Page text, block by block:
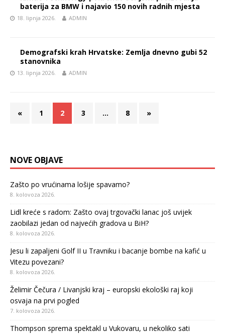
baterija za BMW i najavio 150 novih radnih mjesta
18. lipnja 2026. ADMIN
Demografski krah Hrvatske: Zemlja dnevno gubi 52
stanovnika
13. lipnja 2026. ADMIN
« 1 2 3 … 8 »
NOVE OBJAVE
Zašto po vrućinama lošije spavamo?
8. kolovoza 2026.
Lidl kreće s radom: Zašto ovaj trgovački lanac još uvijek
zaobilazi jedan od najvećih gradova u BiH?
8. kolovoza 2026.
Jesu li zapaljeni Golf II u Travniku i bacanje bombe na kafić u
Vitezu povezani?
8. kolovoza 2026.
Želimir Čečura / Livanjski kraj – europski ekološki raj koji
osvaja na prvi pogled
7. kolovoza 2026.
Thompson sprema spektakl u Vukovaru, u nekoliko sati